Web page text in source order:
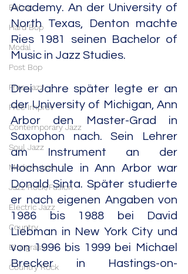
Bebop
Hard Bop
Modal
Post Bop
Free Jazz
Free Improv
Contemporary Jazz
Soul Jazz
Modern Jazz
Jazz Rock/Fusion
Electric Jazz
Country
Bluegrass
Country Rock
Academy. An der University of
North Texas, Denton machte
Ries 1981 seinen Bachelor of
Music in Jazz Studies.
Drei Jahre später legte er an
der University of Michigan, Ann
Arbor den Master-Grad in
Saxophon nach. Sein Lehrer
am Instrument an der
Hochschule in Ann Arbor war
Donald Sinta. Später studierte
er nach eigenen Angaben von
1986 bis 1988 bei David
Liebman in New York City und
von 1996 bis 1999 bei Michael
Brecker in Hastings-on-